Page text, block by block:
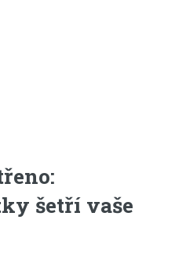
šetří vaše